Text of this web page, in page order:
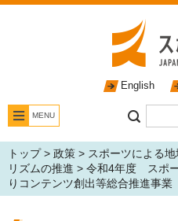
English
MENU
トップ> 政策 > スポーツによる
リズムの推進 > 令和4年度 スポ
りコンテンツ創出等総合推進事業